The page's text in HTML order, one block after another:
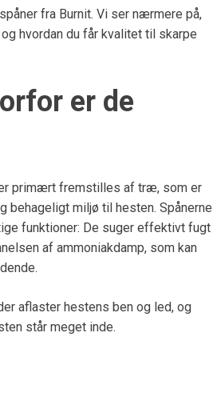
fra Burnit. Vi ser nærmere på,
hvordan du får kvalitet til skarpe
er de
primært fremstilles af træ, som er
miljø til hesten. Spånerne
funktioner: De suger effektivt fugt
af ammoniakdamp, som kan
aflaster hestens ben og led, og
står meget inde.